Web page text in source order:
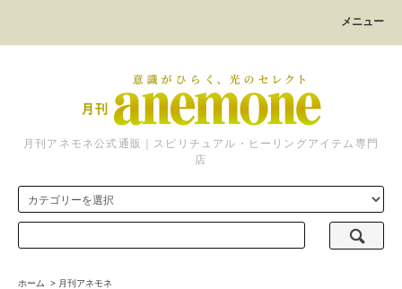
メニュー
月刊アネモネ公式通販｜スピリチュアル・ヒーリングアイテム専門
店
ホーム > 月刊アネモネ